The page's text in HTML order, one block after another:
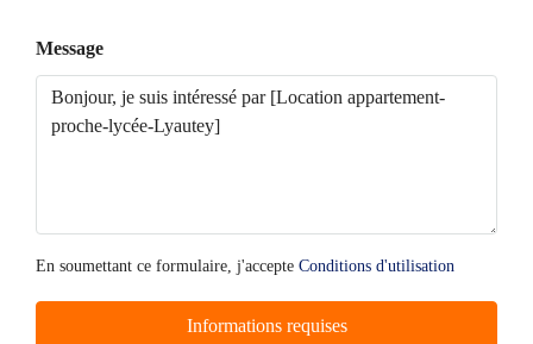
Message
En soumettant ce formulaire, j'accepte Conditions d'utilisation
Informations requises